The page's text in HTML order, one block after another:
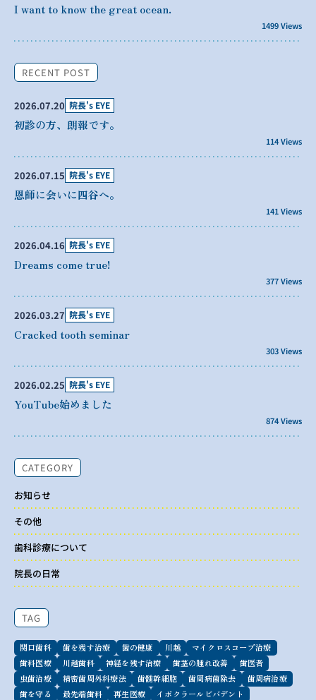
I want to know the great ocean.
1499 Views
RECENT POST
2026.07.20 院長's EYE
初診の方、朗報です。
114 Views
2026.07.15 院長's EYE
恩師に会いに四谷へ。
141 Views
2026.04.16 院長's EYE
Dreams come true!
377 Views
2026.03.27 院長's EYE
Cracked tooth seminar
303 Views
2026.02.25 院長's EYE
YouTube始めました
874 Views
CATEGORY
お知らせ
その他
歯科診療について
院長の日常
TAG
関口歯科 歯を残す治療 歯の健康 川越
マイクロスコープ治療
歯科医療
川越歯科 神経を残す治療 歯茎の腫れ改善
歯医者
虫歯治療
精密歯周外科療法 歯髄幹細胞 歯周病菌除去
歯周病治療
歯を守る
最先端歯科 再生医療
イボクラールビバデント